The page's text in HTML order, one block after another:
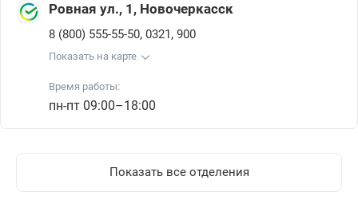
Ровная ул., 1, Новочеркасск
8 (800) 555-55-50, 0321, 900
Показать на карте
Время работы:
пн-пт 09:00–18:00
Показать все отделения